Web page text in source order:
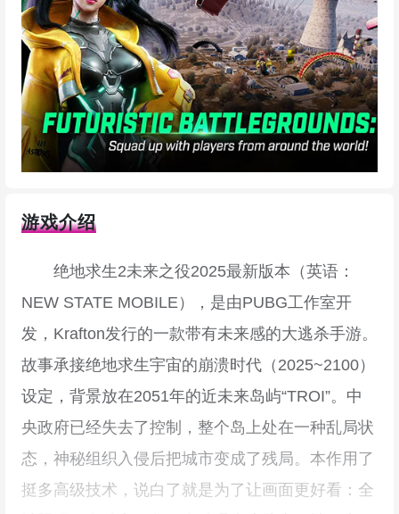
游戏介绍
绝地求生2未来之役2025最新版本（英语：
NEW STATE MOBILE），是由PUBG工作室开
发，Krafton发行的一款带有未来感的大逃杀手游。
故事承接绝地求生宇宙的崩溃时代（2025~2100）
设定，背景放在2051年的近未来岛屿“TROI”。中
央政府已经失去了控制，整个岛上处在一种乱局状
态，神秘组织入侵后把城市变成了残局。本作用了
挺多高级技术，说白了就是为了让画面更好看：全